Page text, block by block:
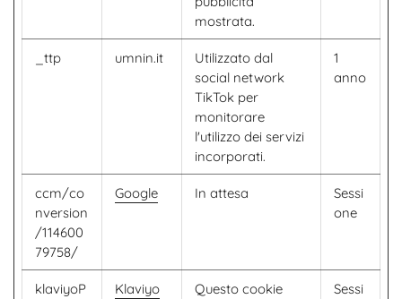
mostrata.
_ttp umnin.it
Utilizzato dal
social network
TikTok per
monitorare
l'utilizzo dei servizi
incorporati.
1
anno
ccm/co
nversion
/114600
79758/
Google In attesa
Sessi
one
klaviyoP
Klaviyo
Questo cookie
Sessi